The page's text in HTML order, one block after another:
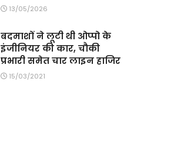
13/05/2026
बदमाशों ने लूटी थी ओप्पो के
इंजीनियर की कार, चौकी
प्रभारी समेत चार लाइन हाजिर
15/03/2021